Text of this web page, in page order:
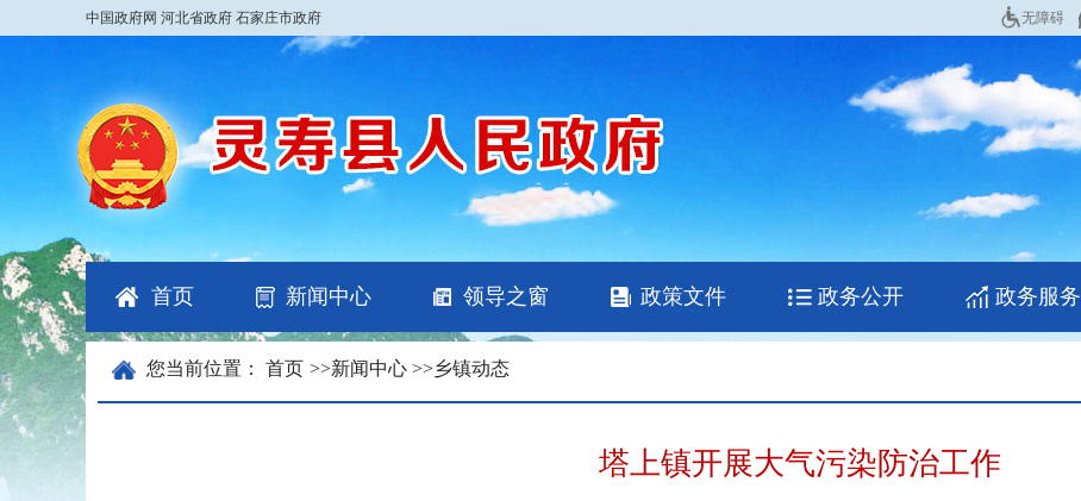
中国政府网 河北省政府 石家庄市政府 无障碍
首页 新闻中心 领导之窗 政策文件 政务公开 政务服务
您当前位置： 首页 >>新闻中心 >>乡镇动态
塔上镇开展大气污染防治工作